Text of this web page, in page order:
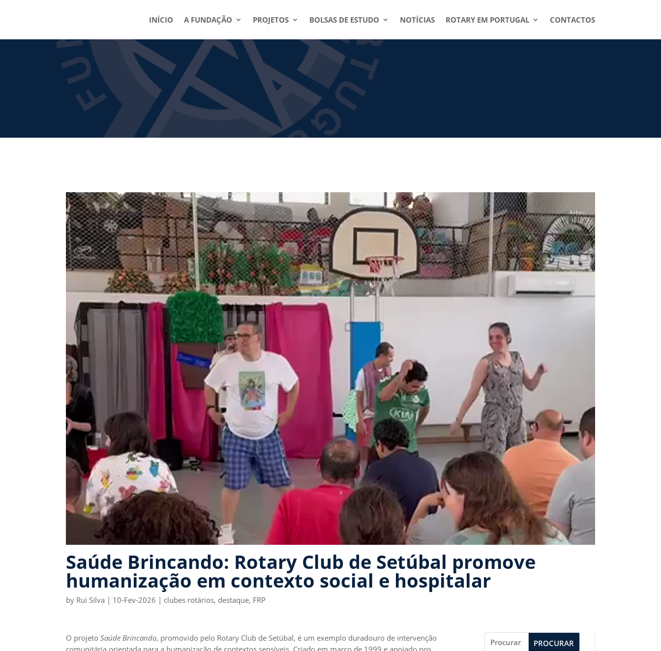
INÍCIO A FUNDAÇÃO PROJETOS BOLSAS DE ESTUDO NOTÍCIAS ROTARY EM PORTUGAL CONTACTOS
Saúde Brincando: Rotary Club de Setúbal promove
humanização em contexto social e hospitalar
by Rui Silva | 10-Fev-2026 | clubes rotários, destaque, FRP
O projetoSaúde Brincando, promovido pelo Rotary Club de Setúbal, é um exemplo duradouro de intervenção
PROCURAR